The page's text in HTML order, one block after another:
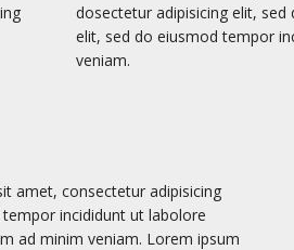
dosectetur adipisicing elit,
elit, sed do eiusmod tempor
veniam.
amet, consectetur adipisicing
incididunt ut labolore
ad minim veniam. Lorem ipsum